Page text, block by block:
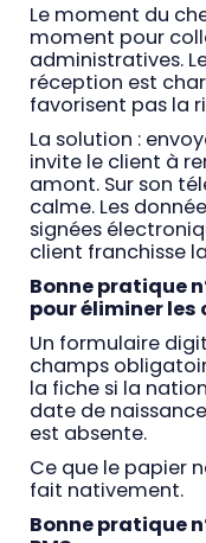
Le moment du
moment pour
administratives.
réception est
favorisent pas la
La solution :
invite le client à
amont. Sur son
calme. Les
signées
client franchisse
Bonne pratique
pour éliminer les
Un formulaire
champs
la fiche si la
date de
est absente.
Ce que le papier
fait nativement.
Bonne pratique